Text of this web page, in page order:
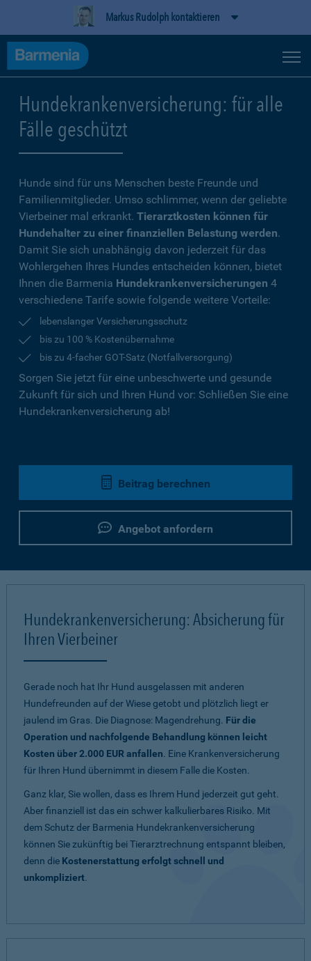
Markus Rudolph kontaktieren
Hundekrankenversicherung: für alle
Fälle geschützt
Hunde sind für uns Menschen beste Freunde und
Familienmitglieder. Umso schlimmer, wenn der geliebte
Vierbeiner mal erkrankt. Tierarztkosten können für
Hundehalter zu einer finanziellen Belastung werden.
Damit Sie sich unabhängig davon jederzeit für das
Wohlergehen Ihres Hundes entscheiden können, bietet
Ihnen die Barmenia Hundekrankenversicherungen 4
verschiedene Tarife sowie folgende weitere Vorteile:
lebenslanger Versicherungsschutz
bis zu 100 % Kostenübernahme
bis zu 4-facher GOT-Satz (Notfallversorgung)
Sorgen Sie jetzt für eine unbeschwerte und gesunde
Zukunft für sich und Ihren Hund vor: Schließen Sie eine
Hundekrankenversicherung ab!
Beitrag berechnen
Angebot anfordern
Hundekrankenversicherung: Absicherung für
Ihren Vierbeiner
Gerade noch hat Ihr Hund ausgelassen mit anderen
Hundefreunden auf der Wiese getobt und plötzlich liegt er
jaulend im Gras. Die Diagnose: Magendrehung. Für die
Operation und nachfolgende Behandlung können leicht
Kosten über 2.000 EUR anfallen. Eine Krankenversicherung
für Ihren Hund übernimmt in diesem Falle die Kosten.
Ganz klar, Sie wollen, dass es Ihrem Hund jederzeit gut geht.
Aber finanziell ist das ein schwer kalkulierbares Risiko. Mit
dem Schutz der Barmenia Hundekrankenversicherung
können Sie zukünftig bei Tierarztrechnung entspannt bleiben,
denn die Kostenerstattung erfolgt schnell und
unkompliziert.